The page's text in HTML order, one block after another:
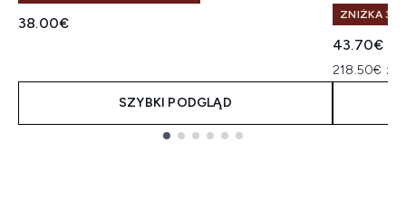
38.00€
SZYBKI PODGLĄD
ZNIŻKA
43.70€
218.50€ za